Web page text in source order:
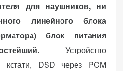
для наушников, ни
линейного блока
блок питания
Устройство
кстати, DSD через PCM